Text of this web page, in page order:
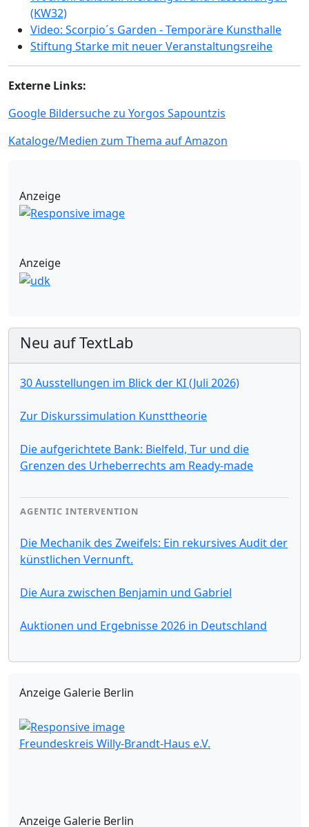
(KW32)
Video: Scorpio´s Garden - Temporäre Kunsthalle
Stiftung Starke mit neuer Veranstaltungsreihe
Externe Links:
Google Bildersuche zu Yorgos Sapountzis
Kataloge/Medien zum Thema auf Amazon
Anzeige
Anzeige
Neu auf TextLab
30 Ausstellungen im Blick der KI (Juli 2026)
Zur Diskurssimulation Kunsttheorie
Die aufgerichtete Bank: Bielfeld, Tur und die
Grenzen des Urheberrechts am Ready-made
AGENTIC INTERVENTION
Die Mechanik des Zweifels: Ein rekursives Audit der
künstlichen Vernunft.
Die Aura zwischen Benjamin und Gabriel
Auktionen und Ergebnisse 2026 in Deutschland
Anzeige Galerie Berlin
Freundeskreis Willy-Brandt-Haus e.V.
Anzeige Galerie Berlin